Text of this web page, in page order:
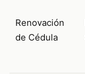
Renovación
de Cédula